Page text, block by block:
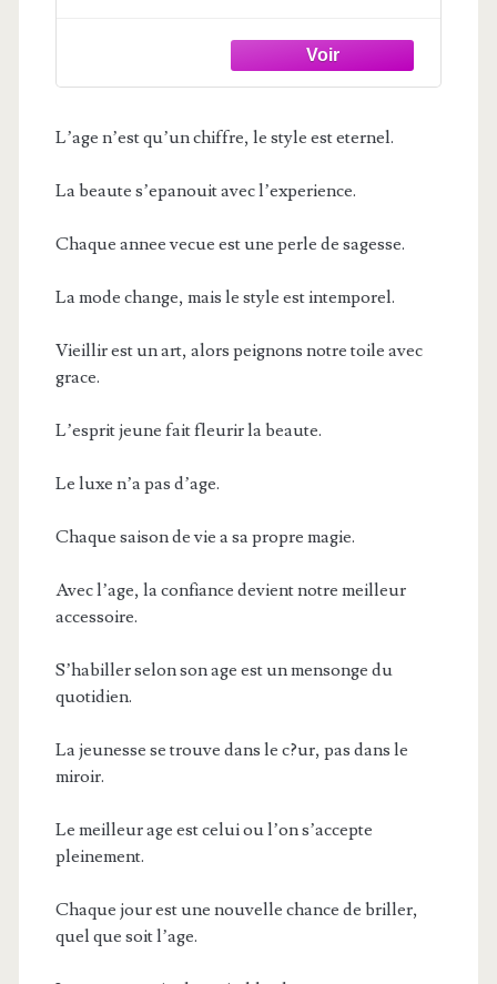
L’age n’est qu’un chiffre, le style est eternel.
La beaute s’epanouit avec l’experience.
Chaque annee vecue est une perle de sagesse.
La mode change, mais le style est intemporel.
Vieillir est un art, alors peignons notre toile avec
grace.
L’esprit jeune fait fleurir la beaute.
Le luxe n’a pas d’age.
Chaque saison de vie a sa propre magie.
Avec l’age, la confiance devient notre meilleur
accessoire.
S’habiller selon son age est un mensonge du
quotidien.
La jeunesse se trouve dans le c?ur, pas dans le
miroir.
Le meilleur age est celui ou l’on s’accepte
pleinement.
Chaque jour est une nouvelle chance de briller,
quel que soit l’age.